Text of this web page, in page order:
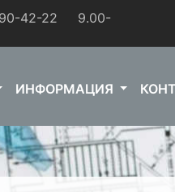
42-22 9.00-
ИНФОРМАЦИЯ